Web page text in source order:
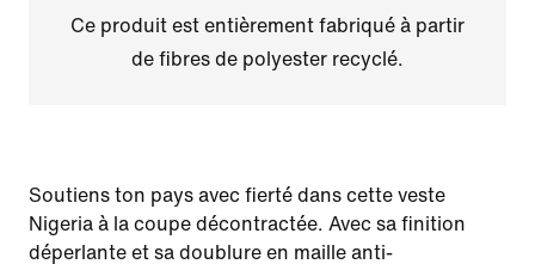
Ce produit est entièrement fabriqué à partir
de fibres de polyester recyclé.
Soutiens ton pays avec fierté dans cette veste
Nigeria à la coupe décontractée. Avec sa finition
déperlante et sa doublure en maille anti-